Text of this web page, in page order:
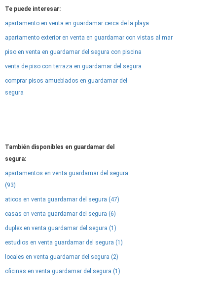
Te puede interesar:
apartamento en venta en guardamar cerca de la playa
apartamento exterior en venta en guardamar con vistas al mar
piso en venta en guardamar del segura con piscina
venta de piso con terraza en guardamar del segura
comprar pisos amueblados en guardamar del
segura
También disponibles en guardamar del
segura:
apartamentos en venta guardamar del segura
(93)
aticos en venta guardamar del segura (47)
casas en venta guardamar del segura (6)
duplex en venta guardamar del segura (1)
estudios en venta guardamar del segura (1)
locales en venta guardamar del segura (2)
oficinas en venta guardamar del segura (1)